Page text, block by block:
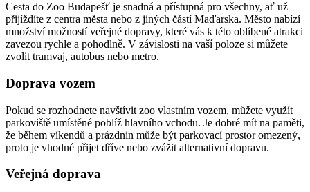
Cesta do Zoo Budapešť je snadná a přístupná pro všechny, ať už
přijíždíte z centra města nebo z jiných částí Maďarska. Město nabízí
množství možností veřejné dopravy, které vás k této oblíbené atrakci
zavezou rychle a pohodlně. V závislosti na vaší poloze si můžete
zvolit tramvaj, autobus nebo metro.
Doprava vozem
Pokud se rozhodnete navštívit zoo vlastním vozem, můžete využít
parkoviště umístěné poblíž hlavního vchodu. Je dobré mít na paměti,
že během víkendů a prázdnin může být parkovací prostor omezený,
proto je vhodné přijet dříve nebo zvážit alternativní dopravu.
Veřejná doprava